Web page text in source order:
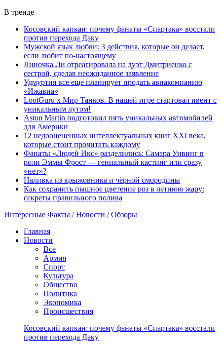
В тренде
Косовский капкан: почему фанаты «Спартака» восстали
против перехода Даку
Мужской язык любви: 3 действия, которые он делает,
если любит по-настоящему
Линочка Ли отреагировала на дуэт Дмитриенко с
сестрой, сделав неожиданное заявление
Удмуртия все еще планирует продать авиакомпанию
«Ижавиа»
LootGuru x Мир Танков. В нашей игре стартовал ивент с
уникальным лутом!
Aston Martin подготовил пять уникальных автомобилей
для Америки
12 недооцененных интеллектуальных книг XXI века,
которые стоит прочитать каждому
Фанаты «Людей Икс» разделились: Самара Уивинг в
роли Эммы Фрост — гениальный кастинг или сразу
«нет»?
Наливка из крыжовника и чёрной смородины
Как сохранить пышное цветение роз в летнюю жару:
секреты правильного полива
Интересные Факты / Новости / Обзоры
Главная
Новости
Все
Армия
Спорт
Культура
Общество
Политика
Экономика
Происшествия
Косовский капкан: почему фанаты «Спартака» восстали
против перехода Даку